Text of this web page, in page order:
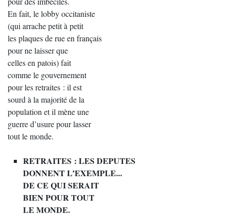
En fait, le lobby occitaniste
(qui arrache petit à petit
les plaques de rue en français
pour ne laisser que
celles en patois) fait
comme le gouvernement
pour les retraites : il est
sourd à la majorité de la
population et il mène une
guerre d’usure pour lasser
tout le monde.
RETRAITES : LES DEPUTES
DONNENT L’EXEMPLE...
DE CE QUI SERAIT
BIEN POUR TOUT
LE MONDE.